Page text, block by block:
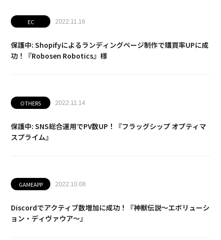
EC 2022.11.16
保護中: Shopifyによるランディングページ制作で購買率UPに成
功！『Robosen Robotics』様
OTHERS 2022.11.14
保護中: SNS総合運用でPV数UP！『フラッグシップ オプティマ
スプライム』
GAMEAPP 2022.10.08
Discordでアクティブ数増加に成功！『神獣伝説～エボリューシ
ョン・ディヴァウア～』